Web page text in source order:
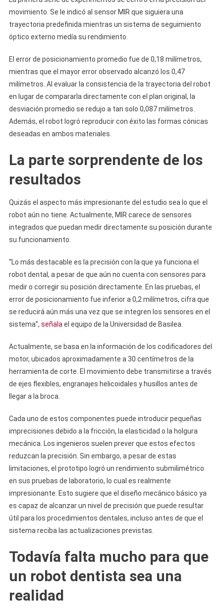
movimiento. Se le indicó al sensor MIR que siguiera una
trayectoria predefinida mientras un sistema de seguimiento
óptico externo medía su rendimiento.
El error de posicionamiento promedio fue de 0,18 milímetros,
mientras que el mayor error observado alcanzó los 0,47
milímetros. Al evaluar la consistencia de la trayectoria del robot
en lugar de compararla directamente con el plan original, la
desviación promedio se redujo a tan solo 0,087 milímetros.
Además, el robot logró reproducir con éxito las formas cónicas
deseadas en ambos materiales.
La parte sorprendente de los
resultados
Quizás el aspecto más impresionante del estudio sea lo que el
robot aún no tiene. Actualmente, MIR carece de sensores
integrados que puedan medir directamente su posición durante
su funcionamiento.
“Lo más destacable es la precisión con la que ya funciona el
robot dental, a pesar de que aún no cuenta con sensores para
medir o corregir su posición directamente. En las pruebas, el
error de posicionamiento fue inferior a 0,2 milímetros, cifra que
se reducirá aún más una vez que se integren los sensores en el
sistema”, señalael equipo de la Universidad de Basilea.
Actualmente, se basa en la información de los codificadores del
motor, ubicados aproximadamente a 30 centímetros de la
herramienta de corte. El movimiento debe transmitirse a través
de ejes flexibles, engranajes helicoidales y husillos antes de
llegar a la broca.
Cada uno de estos componentes puede introducir pequeñas
imprecisiones debido a la fricción, la elasticidad o la holgura
mecánica. Los ingenieros suelen prever que estos efectos
reduzcan la precisión. Sin embargo, a pesar de estas
limitaciones, el prototipo logró un rendimiento submilimétrico
en sus pruebas de laboratorio, lo cual es realmente
impresionante. Esto sugiere que el diseño mecánico básico ya
es capaz de alcanzar un nivel de precisión que puede resultar
útil para los procedimientos dentales, incluso antes de que el
sistema reciba las actualizaciones previstas.
Todavía falta mucho para que
un robot dentista sea una
realidad